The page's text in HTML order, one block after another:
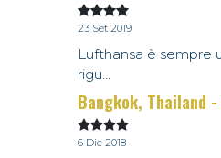
23 Set 2019
Lufthansa è sempre
rigu...
Bangkok, Thailand
6 Dic 2018